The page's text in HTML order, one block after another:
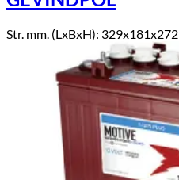
Str. mm. (LxBxH): 329x181x272